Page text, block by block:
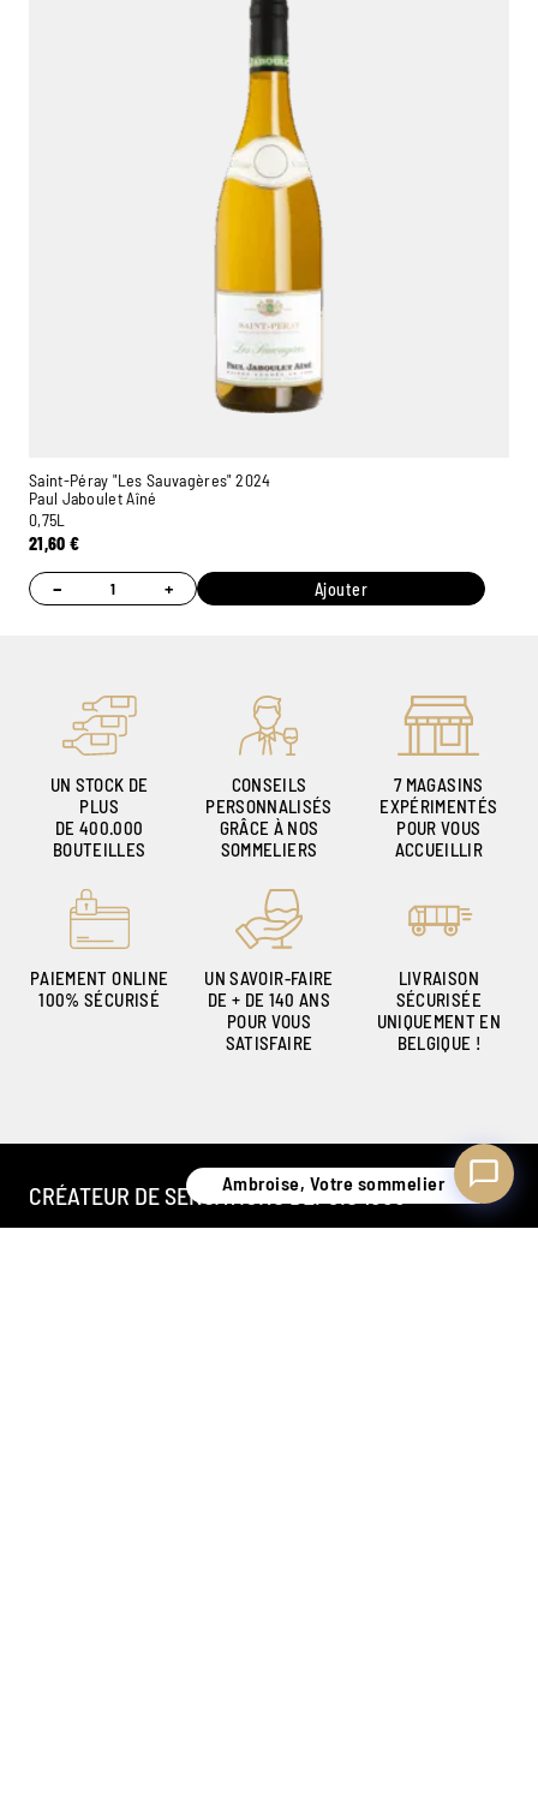
Saint-Péray "Les Sauvagères" 2024
Paul Jaboulet Aîné
0,75L
21,60€
− + Ajouter
UN STOCK DE
PLUS
DE 400.000
BOUTEILLES
CONSEILS
PERSONNALISÉS
GRÂCE À NOS
SOMMELIERS
7 MAGASINS
EXPÉRIMENTÉS
POUR VOUS
ACCUEILLIR
PAIEMENT ONLINE
100% SÉCURISÉ
UN SAVOIR-FAIRE
DE + DE 140 ANS
POUR VOUS
SATISFAIRE
LIVRAISON
SÉCURISÉE
UNIQUEMENT EN
BELGIQUE !
CRÉATEUR DE SENSATIONS DEPUIS 1886
Ambroise, Votre sommelier
Ambroise, Votre sommelier
Disponible pour vous conseiller